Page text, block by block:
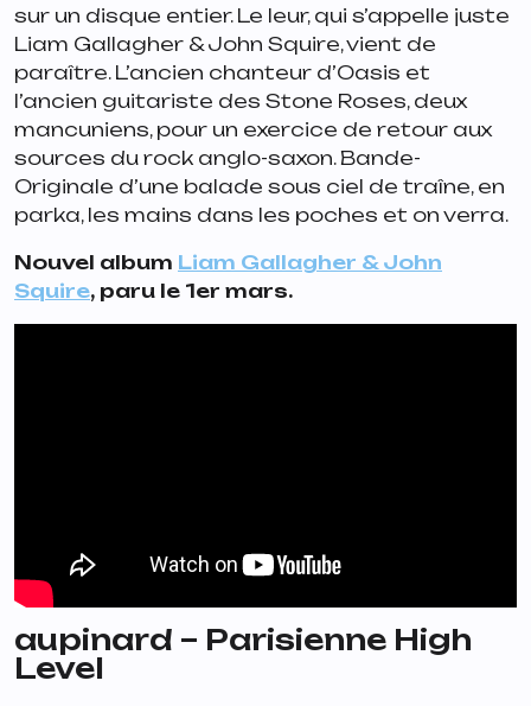
sur un disque entier. Le leur, qui s’appelle juste
Liam Gallagher & John Squire, vient de
paraître. L’ancien chanteur d’Oasis et
l’ancien guitariste des Stone Roses, deux
mancuniens, pour un exercice de retour aux
sources du rock anglo-saxon. Bande-
Originale d’une balade sous ciel de traîne, en
parka, les mains dans les poches et on verra.
Nouvel album Liam Gallagher & John
Squire, paru le 1er mars.
aupinard – Parisienne High
Level